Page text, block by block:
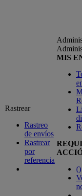
Rastrear
Rastreo
de envíos
Rastrear
por
referencia
MIS
()